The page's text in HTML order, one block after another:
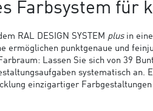
Farbsystem für
RAL DESIGN SYSTEM plusin eine
ermöglichen punktgenaue und
Lassen Sie sich von 39
systematisch an.
einzigartiger